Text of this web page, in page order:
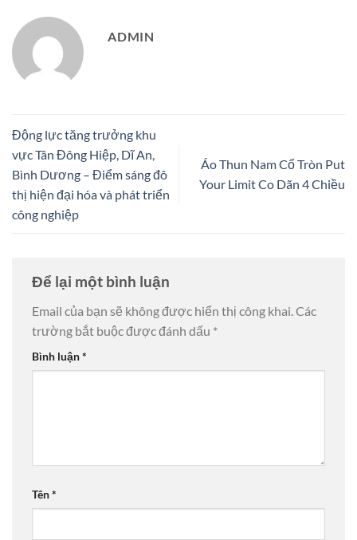
ADMIN
Động lực tăng trưởng khu
vực Tân Đông Hiệp, Dĩ An,
Bình Dương – Điểm sáng đô
thị hiện đại hóa và phát triển
công nghiệp
Áo Thun Nam Cổ Tròn Put
Your Limit Co Dãn 4 Chiều
Để lại một bình luận
Email của bạn sẽ không được hiển thị công khai.Các
trường bắt buộc được đánh dấu *
Bình luận*
Tên*